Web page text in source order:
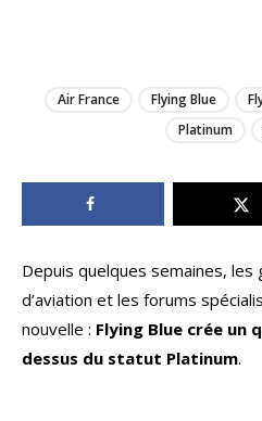
Air France Flying Blue
Platinum
Depuis quelques semaines,
d’aviation et les forums
nouvelle : Flying Blue crée
dessus du statut Platinum.